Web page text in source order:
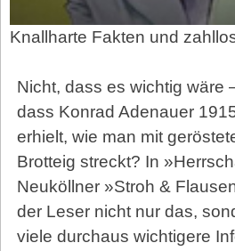
Knallharte Fakten und
Nicht, dass es wichtig wäre
dass Konrad Adenauer
erhielt, wie man mit
Brotteig streckt? In
Neuköllner »Stroh &
der Leser nicht nur das,
viele durchaus wichtigere